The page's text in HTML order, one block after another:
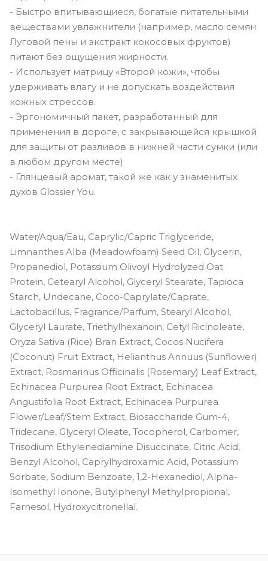
- Быстро впитывающиеся, богатые питательными
веществами увлажнители (например, масло семян
Луговой пены и экстракт кокосовых фруктов)
питают без ощущения жирности.
- Использует матрицу «Второй кожи», чтобы
удерживать влагу и не допускать воздействия
кожных стрессов.
- Эргономичный пакет, разработанный для
применения в дороге, с закрывающейся крышкой
для защиты от разливов в нижней части сумки (или
в любом другом месте)
- Глянцевый аромат, такой же как у знаменитых
духов Glossier You.
Water/Aqua/Eau, Caprylic/Capric Triglyceride,
Limnanthes Alba (Meadowfoam) Seed Oil, Glycerin,
Propanediol, Potassium Olivoyl Hydrolyzed Oat
Protein, Cetearyl Alcohol, Glyceryl Stearate, Tapioca
Starch, Undecane, Coco-Caprylate/Caprate,
Lactobacillus, Fragrance/Parfum, Stearyl Alcohol,
Glyceryl Laurate, Triethylhexanoin, Cetyl Ricinoleate,
Oryza Sativa (Rice) Bran Extract, Cocos Nucifera
(Coconut) Fruit Extract, Helianthus Annuus (Sunflower)
Extract, Rosmarinus Officinalis (Rosemary) Leaf Extract,
Echinacea Purpurea Root Extract, Echinacea
Angustifolia Root Extract, Echinacea Purpurea
Flower/Leaf/Stem Extract, Biosaccharide Gum-4,
Tridecane, Glyceryl Oleate, Tocopherol, Carbomer,
Trisodium Ethylenediamine Disuccinate, Citric Acid,
Benzyl Alcohol, Caprylhydroxamic Acid, Potassium
Sorbate, Sodium Benzoate, 1,2-Hexanediol, Alpha-
Isomethyl Ionone, Butylphenyl Methylpropional,
Farnesol, Hydroxycitronellal.